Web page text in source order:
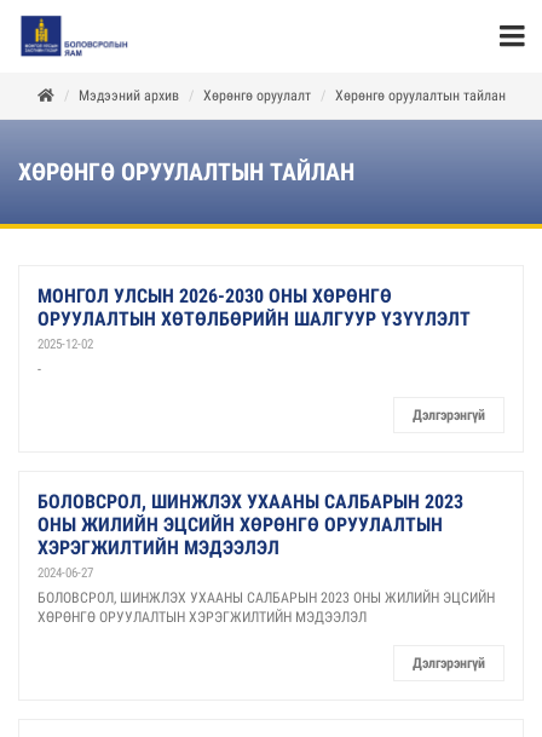
Мэдээний архив Хөрөнгө оруулалт Хөрөнгө оруулалтын тайлан
ХӨРӨНГӨ ОРУУЛАЛТЫН ТАЙЛАН
МОНГОЛ УЛСЫН 2026-2030 ОНЫ ХӨРӨНГӨ
ОРУУЛАЛТЫН ХӨТӨЛБӨРИЙН ШАЛГУУР ҮЗҮҮЛЭЛТ
2025-12-02
-
Дэлгэрэнгүй
БОЛОВСРОЛ, ШИНЖЛЭХ УХААНЫ САЛБАРЫН 2023
ОНЫ ЖИЛИЙН ЭЦСИЙН ХӨРӨНГӨ ОРУУЛАЛТЫН
ХЭРЭГЖИЛТИЙН МЭДЭЭЛЭЛ
2024-06-27
БОЛОВСРОЛ, ШИНЖЛЭХ УХААНЫ САЛБАРЫН 2023 ОНЫ ЖИЛИЙН ЭЦСИЙН
ХӨРӨНГӨ ОРУУЛАЛТЫН ХЭРЭГЖИЛТИЙН МЭДЭЭЛЭЛ
Дэлгэрэнгүй